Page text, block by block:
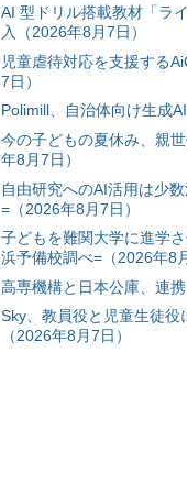
AI 型ドリル搭載教材「ラ
入（2026年8月7日）
児童虐待対応を支援する
7日）
Polimill、自治体向け生成
今の子どもの夏休み、親
年8月7日）
自由研究へのAI活用は少
=（2026年8月7日）
子どもを難関大学に進学
浜予備校調べ=（2026年8
高専機構と日本公庫、連
Sky、教員役と児童生徒
（2026年8月7日）